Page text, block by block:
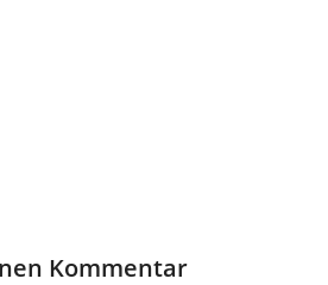
Kommentar